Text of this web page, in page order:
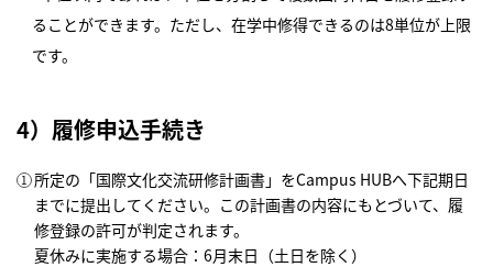
ることができます。ただし、在学中修得できるのは8単位が上限
です。
4）履修申込手続き
所定の「国際文化交流研修計画書」をCampus HUBへ下記期日
までに提出してください。この計画書の内容にもとづいて、履
修登録の許可が判定されます。
夏休みに実施する場合：6月末日（土日を除く）